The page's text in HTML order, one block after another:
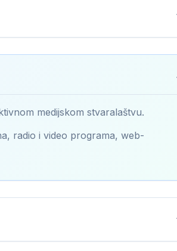
medijskom stvaralaštvu.
radio i video programa, web-